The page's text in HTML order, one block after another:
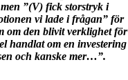
”(V) fick storstryk i
vi lade i frågan” för
om den blivit verklighet för
handlat om en investering
och kanske mer…”.